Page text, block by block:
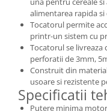
Teascuri
Zdrobitoare electrice
Zdrobitoare electrice &
Zdrobitoare manuale
Masini de cusut si
Articole antidaunatori
alimentarea rapida
Tocatorul permite
printr-un sistem cu
Tocatorul se livreaza
perforatii de 3mm,
Construit din
usoare si rezistente
Specificatii
Putere minima